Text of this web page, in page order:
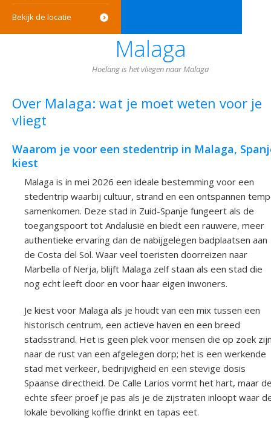
Bekijk de locatie
Malaga
Hoelang is het vliegen naar Malaga
Over Malaga: wat je moet weten voor je
vliegt
Waarom je voor een stedentrip in Malaga,
kiest
Malaga is in mei 2026 een ideale bestemming voor een
stedentrip waarbij cultuur, strand en een ontspannen
samenkomen. Deze stad in Zuid-Spanje fungeert als de
toegangspoort tot Andalusië en biedt een rauwere, meer
authentieke ervaring dan de nabijgelegen badplaatsen aan
de Costa del Sol. Waar veel toeristen doorreizen naar
Marbella of Nerja, blijft Malaga zelf staan als een stad die
nog echt leeft door en voor haar eigen inwoners.
Je kiest voor Malaga als je houdt van een mix tussen een
historisch centrum, een actieve haven en een breed
stadsstrand. Het is geen plek voor mensen die op zoek
naar de rust van een afgelegen dorp; het is een werkende
stad met verkeer, bedrijvigheid en een stevige dosis
Spaanse directheid. De Calle Larios vormt het hart, maar
echte sfeer proef je pas als je de zijstraten inloopt waar
lokale bevolking koffie drinkt en tapas eet.